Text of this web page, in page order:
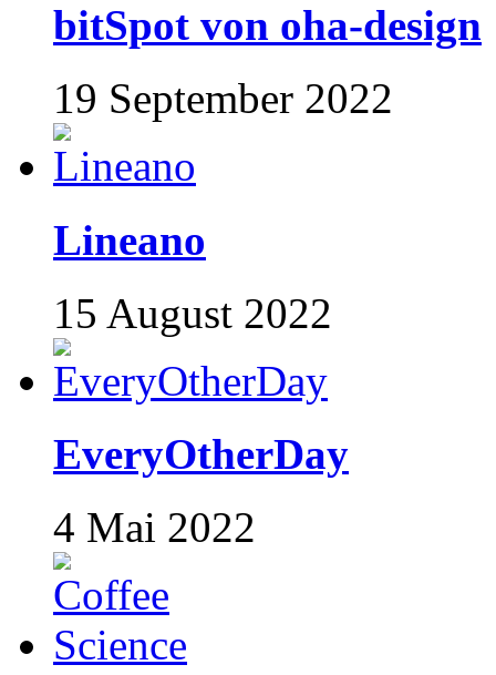
bitSpot von oha-design
19 September 2022
Lineano
15 August 2022
EveryOtherDay
4 Mai 2022